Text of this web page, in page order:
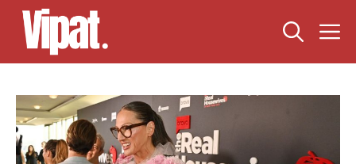
Skip
content